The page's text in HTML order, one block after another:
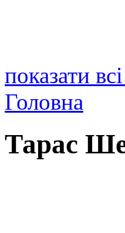
показати
Головна
Тарас